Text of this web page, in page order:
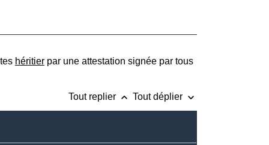
héritierpar une attestation signée par tous
Tout replier keyboard_arrow_up Tout déplier keyboard_arrow_down